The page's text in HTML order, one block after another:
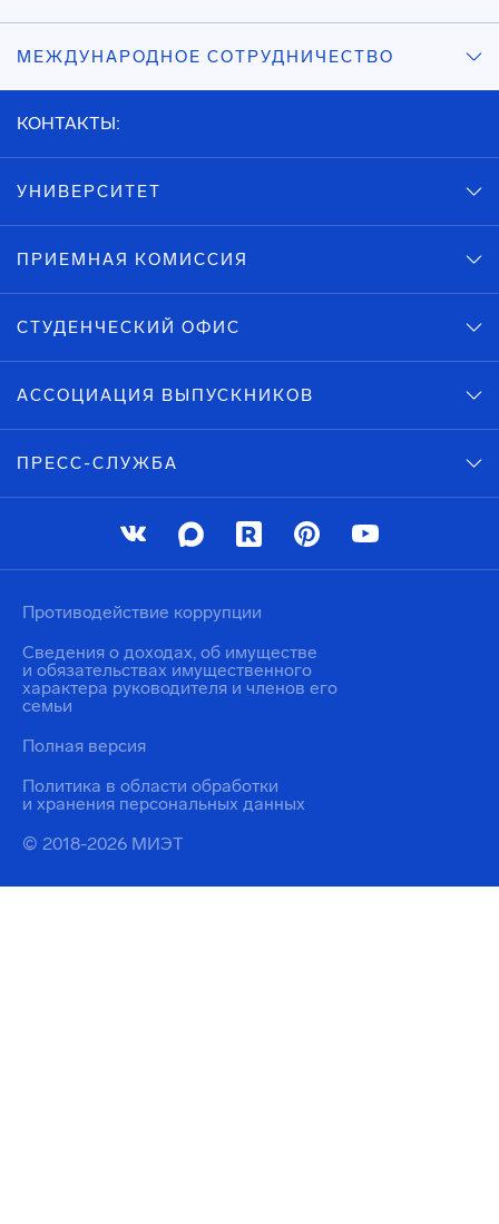
МЕЖДУНАРОДНОЕ СОТРУДНИЧЕСТВО
КОНТАКТЫ:
УНИВЕРСИТЕТ
ПРИЕМНАЯ КОМИССИЯ
СТУДЕНЧЕСКИЙ ОФИС
АССОЦИАЦИЯ ВЫПУСКНИКОВ
ПРЕСС-СЛУЖБА
© 2018-2026 МИЭТ
Политика в области обработки
и хранения персональных данных
Противодействие коррупции
Сведения о доходах, об имуществе
и обязательствах имущественного
характера руководителя и членов его
семьи
Полная версия